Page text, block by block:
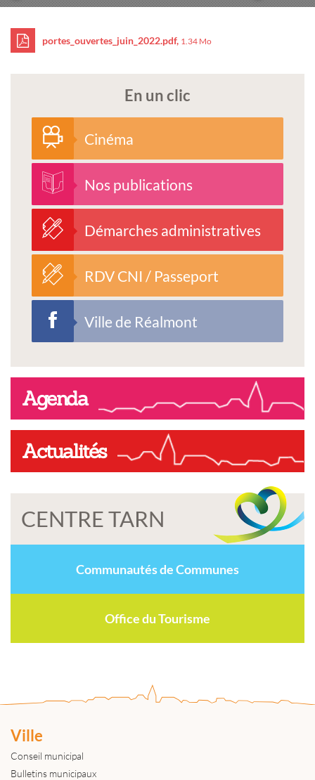
portes_ouvertes_juin_2022.pdf, 1.34 Mo
En un clic
Cinéma
Nos publications
Démarches administratives
RDV CNI / Passeport
Ville de Réalmont
Agenda
Actualités
CENTRE TARN
Communautés de Communes
Office du Tourisme
Ville
Conseil municipal
Bulletins municipaux